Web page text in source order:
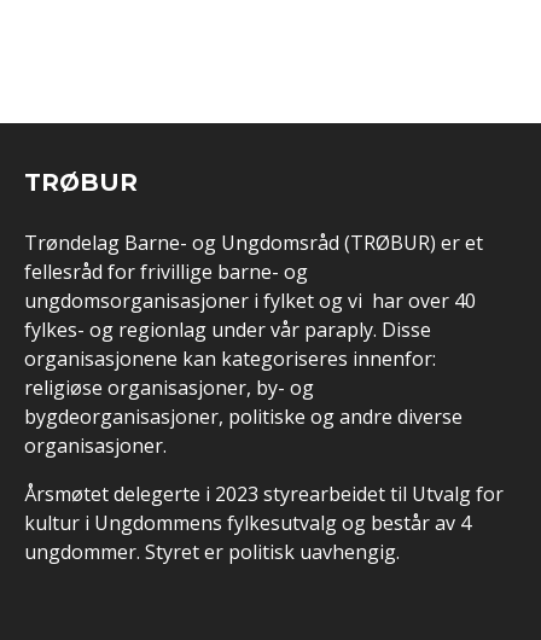
TRØBUR
Trøndelag Barne- og Ungdomsråd (TRØBUR) er et
fellesråd for frivillige barne- og
ungdomsorganisasjoner i fylket og vi har over 40
fylkes- og regionlag under vår paraply. Disse
organisasjonene kan kategoriseres innenfor:
religiøse organisasjoner, by- og
bygdeorganisasjoner, politiske og andre diverse
organisasjoner.
Årsmøtet delegerte i 2023 styrearbeidet til Utvalg for
kultur i Ungdommens fylkesutvalg og består av 4
ungdommer. Styret er politisk uavhengig.